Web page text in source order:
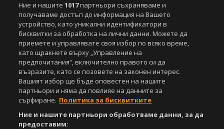
Този уебсайт е собственост наSportal Media Group
За нас Екип За рекламa
Общи условия
Етични правила на НСС
Лични данни
Управление на предпочитания
Съдържанието на този уеб сайт и технологиите, използвани в него, са
под закрила на Закона за авторското право и сродните му права.
Всички статии, репортажи, интервюта и други текстови, графични и
видео материали, публикувани в сайта, са собственост на Агенция
Спортал, освен ако изрично е посочено друго. Допуска се
публикуване на текстови материали само след писмено съгласие на
Агенция Спортал, посочване на източника и добавяне на линк към
Ние и нашите1017партньори съхраняваме и
получаваме достъп до информация на Вашето
устройство, като уникални идентификатори в
бисквитки за обработка на лични данни. Можете да
приемете и управлявате своя избор по всяко време,
като щракнете върху „Управление на
предпочитания“, включително правото си да
възразите, като се позовете на законен интерес.
Вашият избор ще бъде оповестен на нашите
партньори и няма да повлияе на данните за
сърфиране. Политика за бисквитките
Ние и нашите партньори обработваме данни, за да
предоставим: